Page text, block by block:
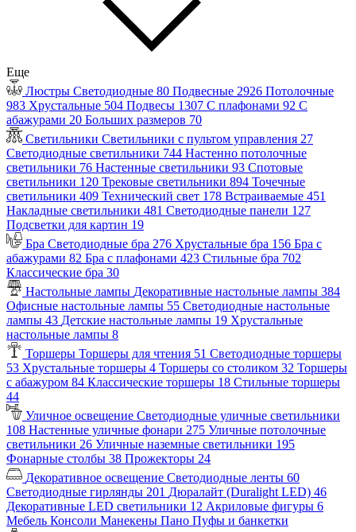
Еще
Люстры Светодиодные 80 Подвесные 2926 Потолочные
983 Хрустальные 504 Подвесы 1307 С плафонами 92 С
абажурами 20 Больших размеров 70
Светильники Светильники с пультом управления 27
Светодиодные светильники 744 Настенно потолочные
светильники 76 Настенные светильники 93 Спотовые
светильники 120 Трековые светильники 894 Точечные
светильники 409 Технический свет 178 Встраиваемые 451
Накладные светильники 481 Светодиодные панели 127
Подсветки для картин 19
Бра Светодиодные бра 276 Хрустальные бра 156 Бра с
абажурами 82 Бра с плафонами 423 Стильные бра 702
Классические бра 30
Настольные лампы Декоративные настольные лампы 384
Офисные настольные лампы 55 Светодиодные настольные
лампы 43 Детские настольные лампы 19 Хрустальные
настольные лампы 8
Торшеры Торшеры для чтения 51 Светодиодные торшеры
53 Хрустальные торшеры 4 Торшеры со столиком 32 Торшеры
с абажуром 84 Классические торшеры 18 Стильные торшеры
44
Уличное освещение Светодиодные уличные светильники
108 Настенные уличные фонари 275 Уличные потолочные
светильники 26 Уличные наземные светильники 195
Фонарные столбы 38 Прожекторы 24
Декоративное освещение Светодиодные ленты 60
Светодиодные гирлянды 201 Дюралайт (Duralight LED) 46
Декоративные LED светильники 12 Акриловые фигуры 6
Мебель Консоли Манекены Пано Пуфы и банкетки